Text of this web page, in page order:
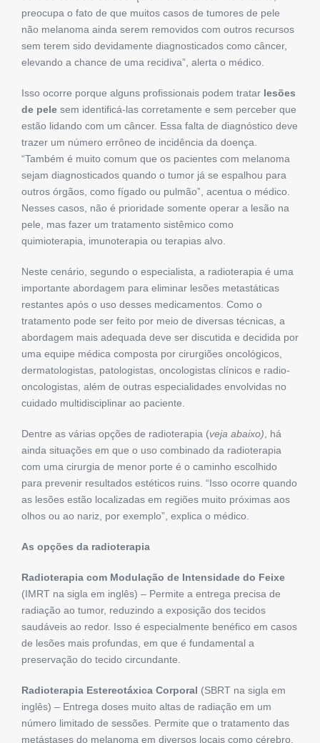
preocupa o fato de que muitos casos de tumores de pele
não melanoma ainda serem removidos com outros recursos
sem terem sido devidamente diagnosticados como câncer,
elevando a chance de uma recidiva”, alerta o médico.
Isso ocorre porque alguns profissionais podem tratar lesões
de pele sem identificá-las corretamente e sem perceber que
estão lidando com um câncer. Essa falta de diagnóstico deve
trazer um número errôneo de incidência da doença.
“Também é muito comum que os pacientes com melanoma
sejam diagnosticados quando o tumor já se espalhou para
outros órgãos, como fígado ou pulmão”, acentua o médico.
Nesses casos, não é prioridade somente operar a lesão na
pele, mas fazer um tratamento sistêmico como
quimioterapia, imunoterapia ou terapias alvo.
Neste cenário, segundo o especialista, a radioterapia é uma
importante abordagem para eliminar lesões metastáticas
restantes após o uso desses medicamentos. Como o
tratamento pode ser feito por meio de diversas técnicas, a
abordagem mais adequada deve ser discutida e decidida por
uma equipe médica composta por cirurgiões oncológicos,
dermatologistas, patologistas, oncologistas clínicos e radio-
oncologistas, além de outras especialidades envolvidas no
cuidado multidisciplinar ao paciente.
Dentre as várias opções de radioterapia (veja abaixo), há
ainda situações em que o uso combinado da radioterapia
com uma cirurgia de menor porte é o caminho escolhido
para prevenir resultados estéticos ruins. “Isso ocorre quando
as lesões estão localizadas em regiões muito próximas aos
olhos ou ao nariz, por exemplo”, explica o médico.
As opções da radioterapia
Radioterapia com Modulação de Intensidade do Feixe
(IMRT na sigla em inglês) – Permite a entrega precisa de
radiação ao tumor, reduzindo a exposição dos tecidos
saudáveis ao redor. Isso é especialmente benéfico em casos
de lesões mais profundas, em que é fundamental a
preservação do tecido circundante.
Radioterapia Estereotáxica Corporal (SBRT na sigla em
inglês) – Entrega doses muito altas de radiação em um
número limitado de sessões. Permite que o tratamento das
metástases do melanoma em diversos locais como cérebro,